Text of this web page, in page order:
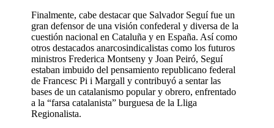
Finalmente, cabe destacar que Salvador Seguí fue un
gran defensor de una visión confederal y diversa de la
cuestión nacional en Cataluña y en España. Así como
otros destacados anarcosindicalistas como los futuros
ministros Frederica Montseny y Joan Peiró, Seguí
estaban imbuido del pensamiento republicano federal
de Francesc Pi i Margall y contribuyó a sentar las
bases de un catalanismo popular y obrero, enfrentado
a la “farsa catalanista” burguesa de la Lliga
Regionalista.